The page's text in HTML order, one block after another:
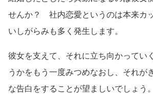
せんか？ 社内恋愛というのは本来カ
いしがらみも多く発生します。
彼女を支えて、それに立ち向かってい
うかをもう一度みつめなおし、それが
な告白をすることが望ましいでしょう。